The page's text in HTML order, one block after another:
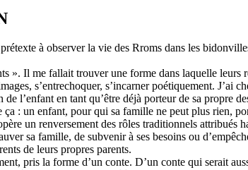
à observer la vie des Rroms dans les
». Il me fallait trouver une forme dans laquelle leurs
s’entrechoquer, s’incarner poétiquement. J’ai
l’enfant en tant qu’être déjà porteur de sa propre
ça : un enfant, pour qui sa famille ne peut plus rien,
un renversement des rôles traditionnels attribués
sa famille, de subvenir à ses besoins ou
de leurs propres parents.
pris la forme d’un conte. D’un conte qui serait